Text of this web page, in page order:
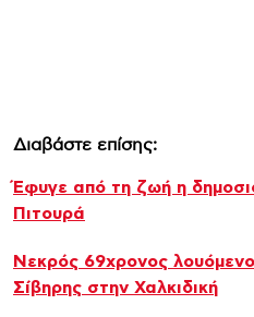
Διαβάστε επίσης:
Έφυγε από τη ζωή η
Πιτουρά
Νεκρός 69χρονος
Σίβηρης στην Χαλκιδική